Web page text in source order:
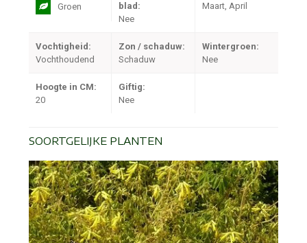
Groen
blad:
Nee
Maart, April
Vochtigheid:
Vochthoudend
Zon / schaduw:
Schaduw
Wintergroen:
Nee
Hoogte in CM:
20
Giftig:
Nee
SOORTGELIJKE PLANTEN